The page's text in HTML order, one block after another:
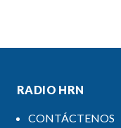
RADIO HRN
CONTÁCTENOS